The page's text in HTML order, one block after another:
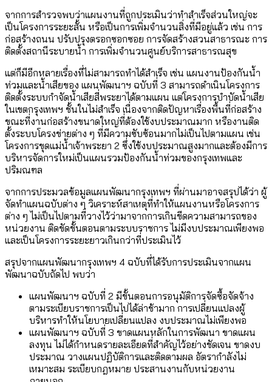
จากการสำรวจพบว่าแผนงานที่ถูกประเมินว่าทำสำเร็จส่วนใหญ่จะ
เป็นโครงการระยะสั้น หรือเป็นการเพิ่มจำนวนสิ่งที่มีอยู่แล้ว เช่น การ
ก่อสร้างถนน ปรับปรุงตรอกซอกซอย การจัดสร้างสวนสาธารณะ การ
ติดตั้งสถานีระบายน้ำ การเพิ่มจำนวนศูนย์บริการสาธารณสุข
แต่ก็มีอีกหลายเรื่องที่ไม่สามารถทำได้สำเร็จ เช่น แผนงานป้องกันน้ำ
ท่วมและน้ำเสียของ แผนพัฒนาฯ ฉบับที่ 3 สามารถดำเนินโครงการ
ติดตั้งระบบกำจัดน้ำเสียสี่พระยาได้ตามแผน แต่โครงการบำบัดน้ำเสีย
ในเขตกรุงเทพฯ ชั้นในไม่สำเร็จ เนื่องจากติดปัญหาเรื่องพื้นที่ก่อสร้าง
ขณะที่งานก่อสร้างขนาดใหญ่ที่ต้องใช้งบประมาณมาก หรืองานติด
ตั้งระบบโครงข่ายต่าง ๆ ที่มีความซับซ้อนมากไม่เป็นไปตามแผน เช่น
โครงการขุดแม่น้ำเจ้าพระยา 2 ซึ่งใช้งบประมาณสูงมากและต้องมีการ
บริหารจัดการใหม่เป็นแผนรวมป้องกันน้ำท่วมของกรุงเทพและ
ปริมณฑล
จากการประมวลข้อมูลแผนพัฒนากรุงเทพฯ ที่ผ่านมาอาจสรุปได้ว่า ผู้
จัดทำแผนฉบับต่าง ๆ วิเคราะห์สาเหตุที่ทำให้แผนงานหรือโครงการ
ต่าง ๆ ไม่เป็นไปตามที่วางไว้ว่ามาจากการเกินขีดความสามารถของ
หน่วยงาน ติดขัดขั้นตอนตามระบบราชการ ไม่มีงบประมาณเพียงพอ
และเป็นโครงการระยะยาวเกินกว่าที่ประเมินไว้
สรุปจากแผนพัฒนากรุงเทพฯ 4 ฉบับที่ได้รับการประเมินจากแผน
พัฒนาฉบับถัดไป พบว่า
แผนพัฒนาฯ ฉบับที่ 2 มีขั้นตอนการอนุมัติการจัดซื้อจัดจ้าง
ตามระเบียบราชการเป็นไปได้ล่าช้ามาก การเปลี่ยนแปลงผู้
บริหารทำให้นโยบายเปลี่ยนแปลง งบประมาณไม่เพียงพอ
แผนพัฒนาฯ ฉบับที่ 3 ขาดแผนหลักในการพัฒนา ขาดแผน
ลงทุน ไม่ได้กำหนดรายละเอียดที่สำคัญไว้อย่างชัดเจน ขาดงบ
ประมาณ วางแผนปฏิบัติการและติดตามผล อัตรากำลังไม่
เหมาะสม ระเบียบกฎหมาย ประสานงานกับหน่วยงาน